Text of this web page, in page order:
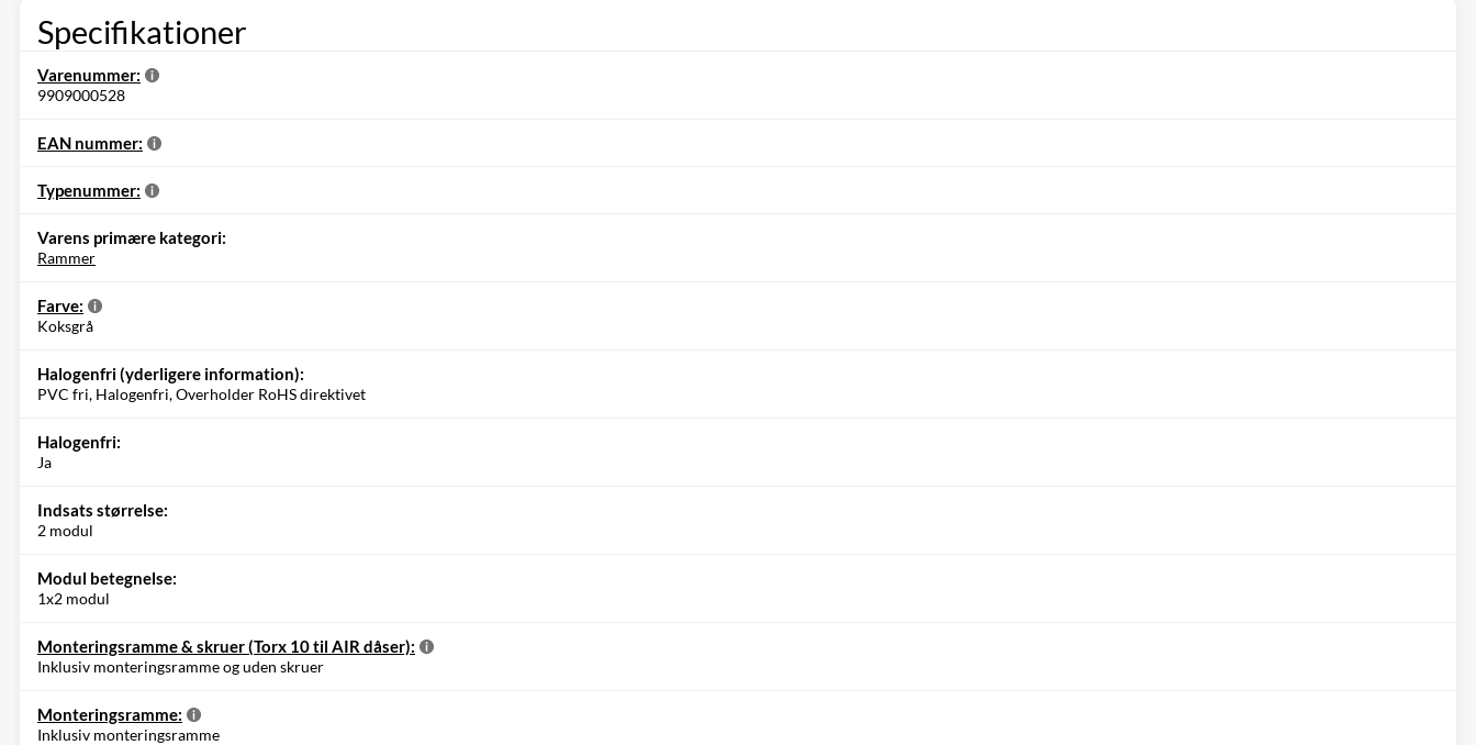
Specifikationer
Varenummer:
9909000528
EAN nummer:
Typenummer:
Varens primære kategori:
Rammer
Farve:
Koksgrå
Halogenfri (yderligere information):
PVC fri, Halogenfri, Overholder RoHS direktivet
Halogenfri:
Ja
Indsats størrelse:
2 modul
Modul betegnelse:
1x2 modul
Monteringsramme & skruer (Torx 10 til AIR dåser):
Inklusiv monteringsramme og uden skruer
Monteringsramme:
Inklusiv monteringsramme